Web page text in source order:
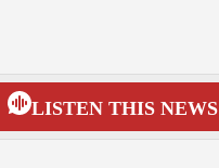
LISTEN THIS NEWS